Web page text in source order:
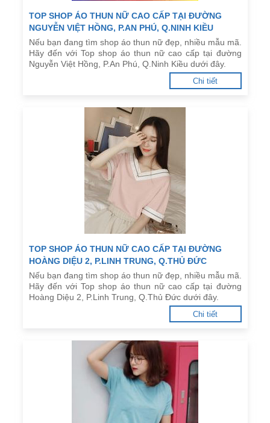
TOP SHOP ÁO THUN NỮ CAO CẤP TẠI ĐƯỜNG
NGUYỄN VIỆT HỒNG, P.AN PHÚ, Q.NINH KIỀU
Nếu bạn đang tìm shop áo thun nữ đẹp, nhiều mẫu mã.
Hãy đến với Top shop áo thun nữ cao cấp tại đường
Nguyễn Việt Hồng, P.An Phú, Q.Ninh Kiều dưới đây.
Chi tiết
TOP SHOP ÁO THUN NỮ CAO CẤP TẠI ĐƯỜNG
HOÀNG DIỆU 2, P.LINH TRUNG, Q.THỦ ĐỨC
Nếu bạn đang tìm shop áo thun nữ đẹp, nhiều mẫu mã.
Hãy đến với Top shop áo thun nữ cao cấp tại đường
Hoàng Diệu 2, P.Linh Trung, Q.Thủ Đức dưới đây.
Chi tiết